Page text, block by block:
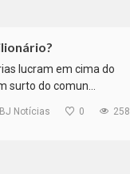
lucram em cima do
surto do comun…
Notícias 0 258